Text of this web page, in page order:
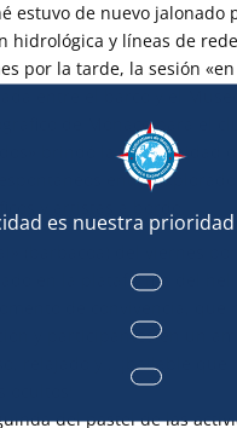
estuvo de nuevo jalonado
hidrológica y líneas de
por la tarde, la sesión
de Mónaco para el
brindó la oportunidad
espontáneos entre
en la plataforma del
y participantes en un
relajado y… ¡bailable que
del pastel de las